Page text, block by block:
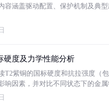
容涵盖驱动配置、保护机制及典
硬度及力学性能分析
T2紫铜的国标硬度和抗拉强度（
响因素，并对比不同状态下的金